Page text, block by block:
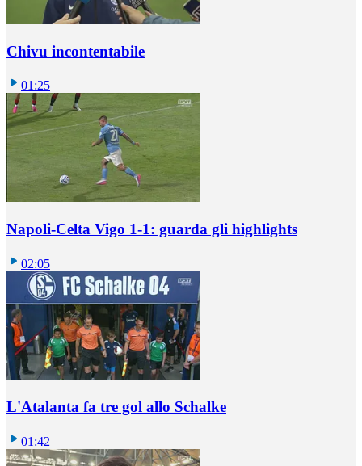
Chivu incontentabile
01:25
Napoli-Celta Vigo 1-1: guarda gli highlights
02:05
L'Atalanta fa tre gol allo Schalke
01:42